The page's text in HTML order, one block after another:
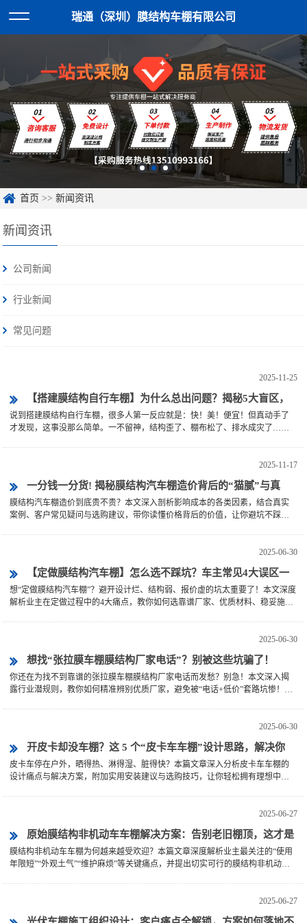
瑞通（深圳）膜结构车棚有限公司
首页 >>新闻资讯
新闻资讯
公司新闻
行业新闻
常见问题
2025-11-25
【搭建膜结构自行车棚】为什么总出问题？揭秘5大盲区，
90%业主都没躲过！
说到搭建膜结构自行车棚，很多人第一反应就是：快！美！便宜！但真动手了
才发现，这事没那么简单。一不留神，结构歪了、棚布松了、排水成灾了……
2025-11-17
一分钱一分货! 揭秘膜结构汽车棚造价背后的“猫腻”与真
相！
膜结构汽车棚造价到底贵不贵？本文深入剖析影响成本的各类因素，结合真实
案例、客户常见疑问与选购建议，带你读懂价格背后的价值，让你避坑不踩
2025-06-30
【定做膜结构汽车棚】怎么选不踩坑？车主常见4大误区一
次说清！
想“定做膜结构汽车棚”？避开设计烂、结构弱、报价虚的坑太重要了！本文深度
解析业主在定做过程中的4大痛点，教你如何选靠谱厂家、优质材料、稳妥施
2025-06-30
想找“张拉膜车棚膜结构厂家电话”？别被这些坑骗了！
你还在为找不到靠谱的张拉膜车棚膜结构厂家电话而发愁？别急！本文深入揭
露行业潜规则，教你如何精准辨别优质厂家，避免被“电话+低价”套路坑惨！真
2025-06-30
开皮卡却没车棚？这 5 个“皮卡车车棚”设计思路，解决你
90%的困扰！
皮卡车停在户外，晒得热、淋得湿、脏得快？本篇文章深入分析皮卡车车棚的
设计痛点与解决方案，附加实用安装建议与选购技巧，让你轻松拥有理想中的
2025-06-27
原始膜结构非机动车车棚解决方案：告别老旧棚顶，这才是
业主真正需要的！
膜结构非机动车车棚为何越来越受欢迎？本篇文章深度解析业主最关注的“使用
年限短”“外观土气”“维护麻烦”等关键痛点，并提出切实可行的膜结构非机动车
2025-06-27